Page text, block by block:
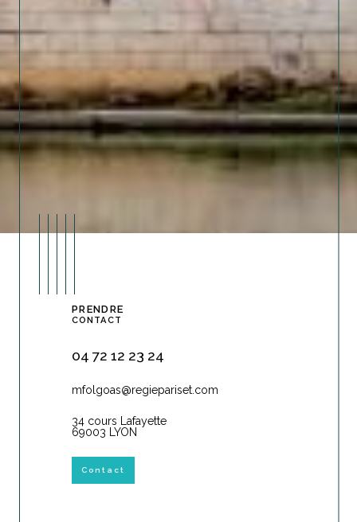
PRENDRE
CONTACT
04 72 12 23 24
mfolgoas@regiepariset.com
34 cours Lafayette
69003 LYON
Contact